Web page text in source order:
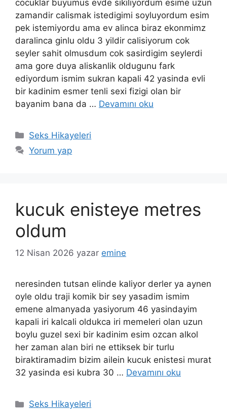
cocuklar buyumus evde sikiliyordum esime uzun
zamandir calismak istedigimi soyluyordum esim
pek istemiyordu ama ev alinca biraz ekonmimz
daralinca ginlu oldu 3 yildir calisiyorum cok
seyler sahit olmusdum cok sasirdigim seylerdi
ama gore duya aliskanlik oldugunu fark
ediyordum ismim sukran kapali 42 yasinda evli
bir kadinim esmer tenli sexi fizigi olan bir
bayanim bana da … Devamını oku
Kategoriler
Seks Hikayeleri
Yorum yap
kucuk enisteye metres
oldum
12 Nisan 2026 yazar emine
neresinden tutsan elinde kaliyor derler ya aynen
oyle oldu traji komik bir sey yasadim ismim
emene almanyada yasiyorum 46 yasindayim
kapali iri kalcali oldukca iri memeleri olan uzun
boylu guzel sexi bir kadinim esim ozcan alkol
her zaman alan biri ne ettiksek bir turlu
biraktiramadim bizim ailein kucuk enistesi murat
32 yasinda esi kubra 30 … Devamını oku
Kategoriler
Seks Hikayeleri